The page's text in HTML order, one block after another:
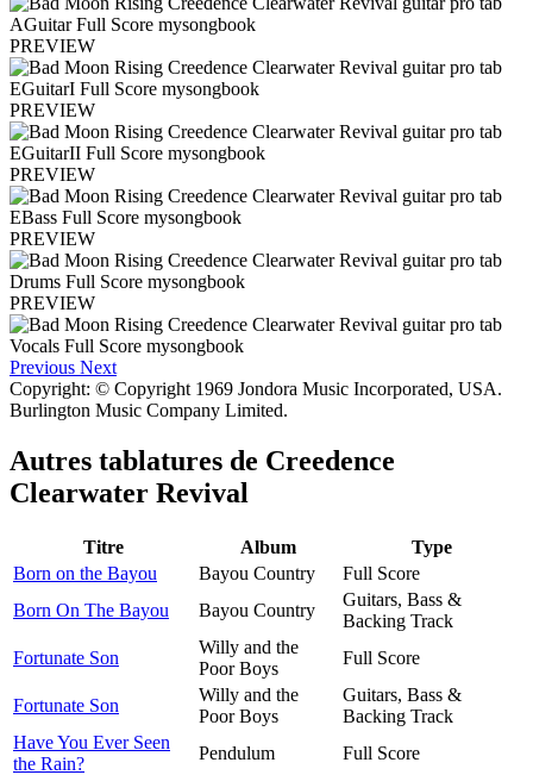
PREVIEW
PREVIEW
PREVIEW
PREVIEW
PREVIEW
Previous Next
Copyright: © Copyright 1969 Jondora Music Incorporated, USA.
Burlington Music Company Limited.
Autres tablatures de Creedence
Clearwater Revival
Titre Album
Type
Born on the Bayou
Bayou Country
Full Score
Born On The Bayou
Bayou Country
Guitars, Bass &
Backing Track
Fortunate Son
Willy and the
Poor Boys
Full Score
Fortunate Son
Willy and the
Poor Boys
Guitars, Bass &
Backing Track
Have You Ever Seen
the Rain?
Pendulum
Full Score